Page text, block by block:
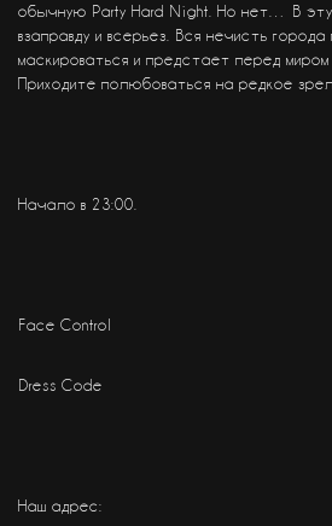
обычную Party Hard Night. Но нет… В
взаправду и всерьез. Вся нечисть
маскироваться и предстает перед
Приходите полюбоваться на редкое
Начало в 23:00.
Face Control
Dress Code
Наш адрес: